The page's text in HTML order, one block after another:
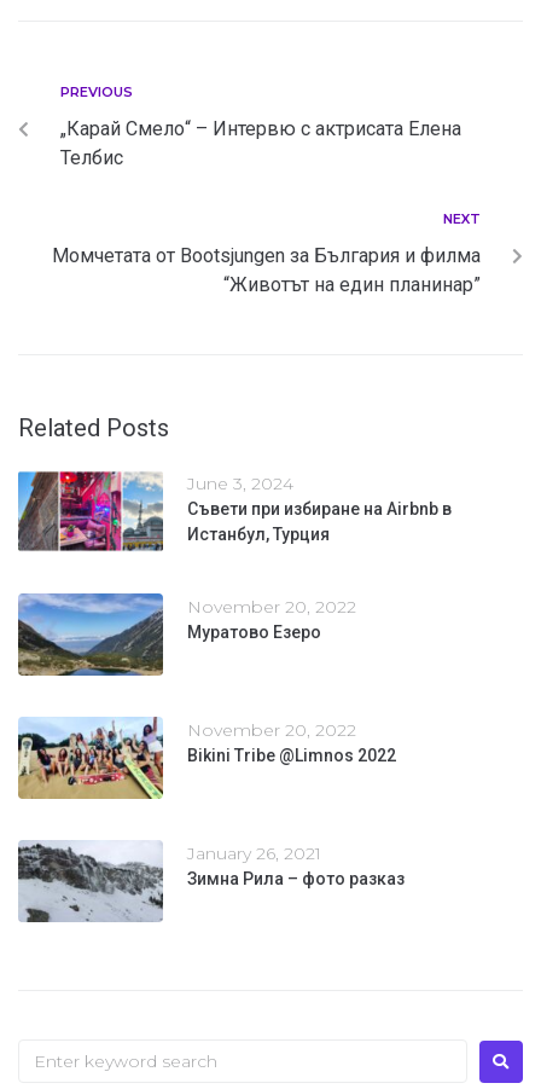
PREVIOUS
„Карай Смело“ – Интервю с актрисата Елена
Телбис
NEXT
Момчетата от Bootsjungen за България и филма
“Животът на един планинар”
Related Posts
June 3, 2024
Съвети при избиране на Airbnb в
Истанбул, Турция
November 20, 2022
Муратово Езеро
November 20, 2022
Bikini Tribe @Limnos 2022
January 26, 2021
Зимна Рила – фото разказ